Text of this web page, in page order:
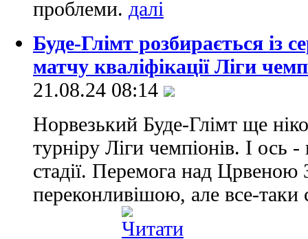
проблеми.
Буде-Глімт розбирається із
матчу кваліфікації Ліги
21.08.24 08:14
Норвезький Буде-Глімт ще
турніру Ліги чемпіонів. І ось -
стадії. Перемога над Црвеною
переконливішою, але все-